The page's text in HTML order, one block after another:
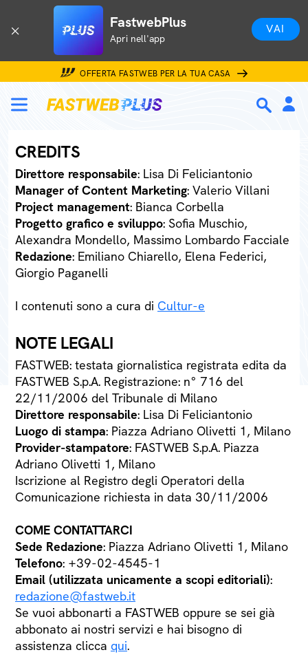
FastwebPlus
Apri nell'app
VAI
OFFERTA FASTWEB PER LA TUA CASA
CREDITS
Direttore responsabile: Lisa Di Feliciantonio
Manager of Content Marketing: Valerio Villani
Project management: Bianca Corbella
Progetto grafico e sviluppo: Sofia Muschio,
Alexandra Mondello, Massimo Lombardo Facciale
Redazione: Emiliano Chiarello, Elena Federici,
Giorgio Paganelli
I contenuti sono a cura di Cultur-e
NOTE LEGALI
FASTWEB: testata giornalistica registrata edita da
FASTWEB S.p.A. Registrazione: n° 716 del
22/11/2006 del Tribunale di Milano
Direttore responsabile: Lisa Di Feliciantonio
Luogo di stampa: Piazza Adriano Olivetti 1, Milano
Provider-stampatore: FASTWEB S.p.A. Piazza
Adriano Olivetti 1, Milano
Iscrizione al Registro degli Operatori della
Comunicazione richiesta in data 30/11/2006
COME CONTATTARCI
Sede Redazione: Piazza Adriano Olivetti 1, Milano
Telefono: +39-02-4545-1
Email (utilizzata unicamente a scopi editoriali):
redazione@fastweb.it
Se vuoi abbonarti a FASTWEB oppure se sei già
abbonato ai nostri servizi e hai bisogno di
assistenza clicca qui.